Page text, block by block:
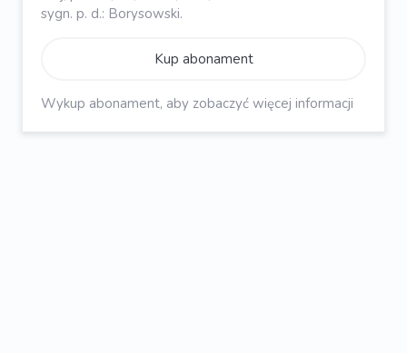
sygn. p. d.: Borysowski.
Kup abonament
Wykup abonament, aby zobaczyć więcej informacji